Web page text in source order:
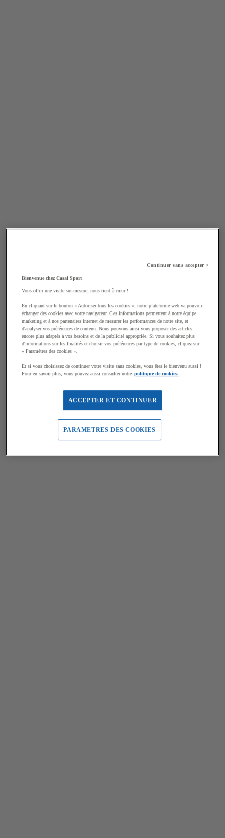
Continuer sans accepter >
Bienvenue chez Casal Sport
Vous offrir une visite sur-mesure, nous tient à cœur !
En cliquant sur le bouton « Autoriser tous les cookies », notre plateforme web va pouvoir
échanger des cookies avec votre navigateur. Ces informations permettent à notre équipe
marketing et à nos partenaires internet de mesurer les performances de notre site, et
d'analyser vos préférences de contenu. Nous pouvons ainsi vous proposer des articles
encore plus adaptés à vos besoins et de la publicité appropriée. Si vous souhaitez plus
d'informations sur les finalités et choisir vos préférences par type de cookies, cliquez sur
« Paramètres des cookies ».
Et si vous choisissez de continuer votre visite sans cookies, vous êtes le bienvenu aussi !
Pour en savoir plus, vous pouvez aussi consulter notre politique de cookies.
ACCEPTER ET CONTINUER
PARAMETRES DES COOKIES